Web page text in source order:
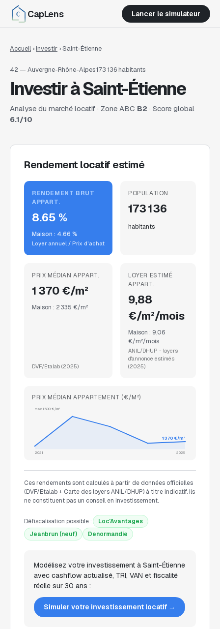
CapLens Lancer le simulateur
Accueil ›Investir ›Saint-Étienne
42 — Auvergne-Rhône-Alpes173 136habitants
Investir àSaint-Étienne
Analyse du marché locatif · Zone ABC B2 · Score global
6.1/10
Rendement locatif estimé
RENDEMENT BRUT
APPART.
8.65 %
Maison : 4.66 %
Loyer annuel / Prix d'achat
POPULATION
173 136
habitants
PRIX MÉDIAN APPART.
1 370 €/m²
Maison : 2 335 €/m²
DVF/Etalab (2025)
LOYER ESTIMÉ
APPART.
9,88
€/m²/mois
Maison : 9,06
€/m²/mois
ANIL/DHUP - loyers
d'annonce estimés
(2025)
PRIX MÉDIAN APPARTEMENT (€/M²)
max 1 500€/m²
2021 2025
1 370 €/m²
Ces rendements sont calculés à partir de données officielles
(DVF/Etalab + Carte des loyers ANIL/DHUP) à titre indicatif. Ils
ne constituent pas un conseil en investissement.
Défiscalisation possible :
Loc'Avantages
Jeanbrun (neuf)
Denormandie
Modélisez votre investissement à Saint-Étienne
avec cashflow actualisé, TRI, VAN et fiscalité
réelle sur 30 ans :
Simuler votre investissement locatif →